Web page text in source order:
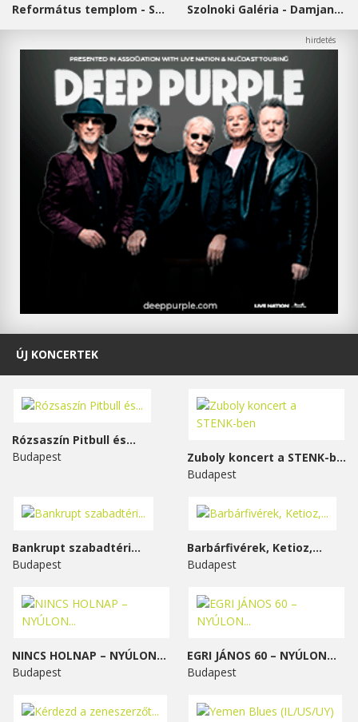
Református templom - Salgótarján Szolnoki Galéria - Damjanich János Múzeum
ÚJ KONCERTEK
Rózsaszín Pitbull és...
Budapest
Zuboly koncert a STENK-ben
Budapest
Bankrupt szabadtéri...
Budapest
Barbárfivérek, Ketioz,...
Budapest
NINCS HOLNAP – NYÚLON...
Budapest
EGRI JÁNOS 60 – NYÚLON...
Budapest